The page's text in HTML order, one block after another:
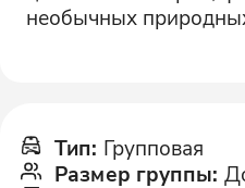
необычных
Тип: Групповая
Размер группы: